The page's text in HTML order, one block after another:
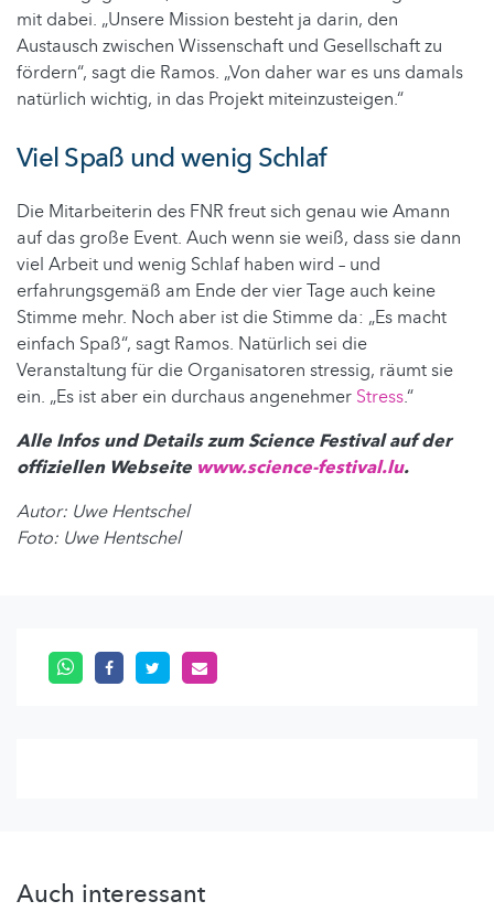
mit dabei. „Unsere Mission besteht ja darin, den
Austausch zwischen Wissenschaft und Gesellschaft zu
fördern“, sagt die Ramos. „Von daher war es uns damals
natürlich wichtig, in das Projekt miteinzusteigen.“
Viel Spaß und wenig Schlaf
Die Mitarbeiterin des FNR freut sich genau wie Amann
auf das große Event. Auch wenn sie weiß, dass sie dann
viel Arbeit und wenig Schlaf haben wird – und
erfahrungsgemäß am Ende der vier Tage auch keine
Stimme mehr. Noch aber ist die Stimme da: „Es macht
einfach Spaß“, sagt Ramos. Natürlich sei die
Veranstaltung für die Organisatoren stressig, räumt sie
ein. „Es ist aber ein durchaus angenehmer Stress.“
Alle Infos und Details zum Science Festival auf der
offiziellen Webseite www.science-festival.lu.
Autor: Uwe Hentschel
Foto: Uwe Hentschel
Auch interessant